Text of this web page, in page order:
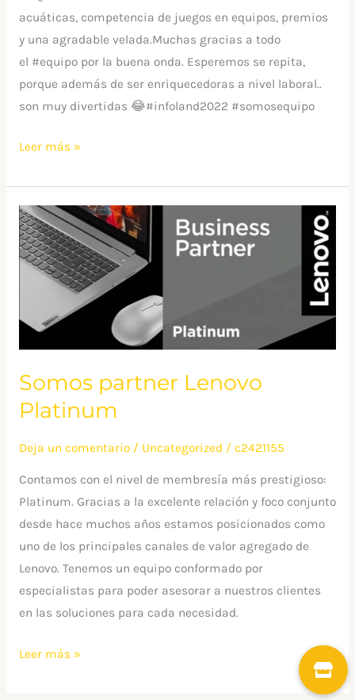
acuáticas, competencia de juegos en equipos, premios
y una agradable velada.Muchas gracias a todo
el #equipo por la buena onda. Esperemos se repita,
porque además de ser enriquecedoras a nivel laboral..
son muy divertidas 😂#infoland2022 #somosequipo
Leer más »
Somos partner Lenovo
Platinum
Deja un comentario / Uncategorized / c2421155
Contamos con el nivel de membresía más prestigioso:
Platinum. Gracias a la excelente relación y foco conjunto
desde hace muchos años estamos posicionados como
uno de los principales canales de valor agregado de
Lenovo. Tenemos un equipo conformado por
especialistas para poder asesorar a nuestros clientes
en las soluciones para cada necesidad.
Somos
partner
Lenovo
Platinum
Leer más »